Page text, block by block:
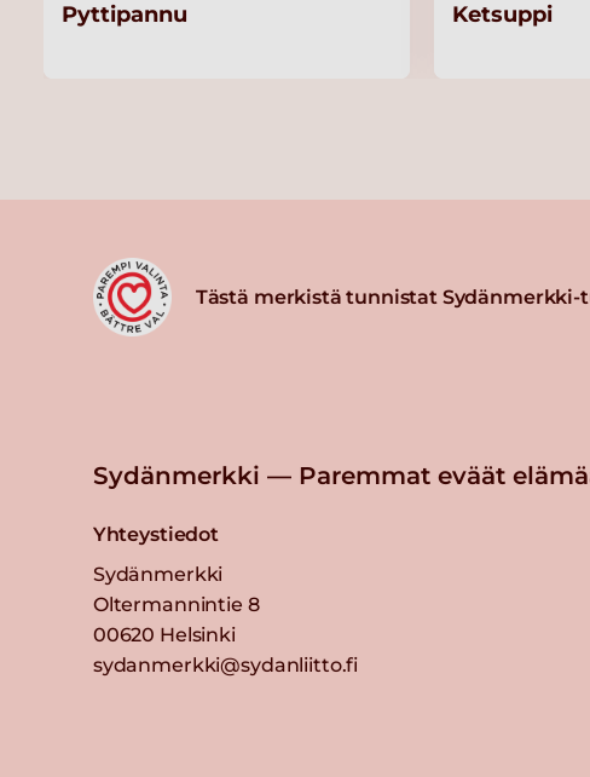
Pyttipannu Ketsuppi
Tästä merkistä tunnistat Sydänmerkki-
Sydänmerkki — Paremmat eväät
Yhteystiedot
Sydänmerkki
Oltermannintie 8
00620 Helsinki
sydanmerkki@sydanliitto.fi